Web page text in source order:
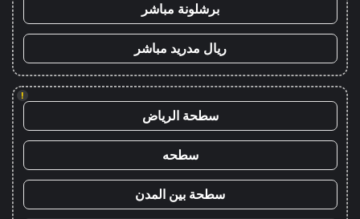
برشلونة مباشر
ريال مدريد مباشر
!
سطحة الرياض
سطحه
سطحة بين المدن